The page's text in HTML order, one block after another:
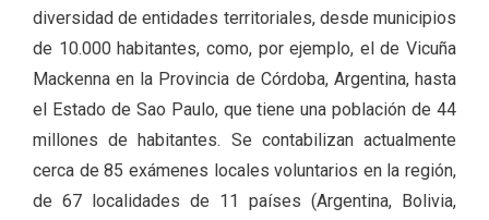
diversidad de entidades territoriales, desde municipios
de 10.000 habitantes, como, por ejemplo, el de Vicuña
Mackenna en la Provincia de Córdoba, Argentina, hasta
el Estado de Sao Paulo, que tiene una población de 44
millones de habitantes. Se contabilizan actualmente
cerca de 85 exámenes locales voluntarios en la región,
de 67 localidades de 11 países (Argentina, Bolivia,